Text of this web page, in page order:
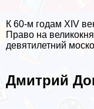
К 60-м годам XIV
Право на
девятилетний
Дмитрий